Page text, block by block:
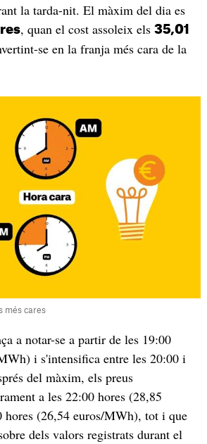
la tarda-nit. El màxim del dia es
, quan el cost assoleix els 35,01
se en la franja més cara de la
més cares
a notar-se a partir de les 19:00
i s'intensifica entre les 20:00 i
del màxim, els preus
a les 22:00 hores (28,85
(26,54 euros/MWh), tot i que
dels valors registrats durant el